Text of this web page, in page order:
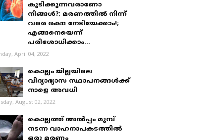
കുടിക്കുന്നവരാണോ
നിങ്ങൾ?; മരണത്തിൽ നിന്ന്
വരെ രക്ഷ നേടിയേക്കാം!;
എങ്ങനെയെന്ന്
പരിശോധിക്കാം...
April 04, 2022
കൊല്ലം ജില്ലയിലെ
വിദ്യാഭ്യാസ സ്ഥാപനങ്ങൾക്ക്
നാളെ അവധി
August 02, 2022
കൊല്ലത്ത് അൽപ്പം മുമ്പ്
നടന്ന വാഹനാപകടത്തിൽ